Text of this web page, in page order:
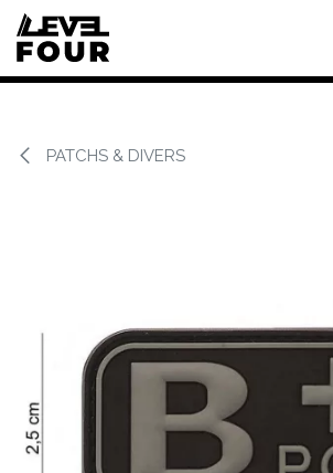
Se rendre au contenu
PATCHS & DIVERS